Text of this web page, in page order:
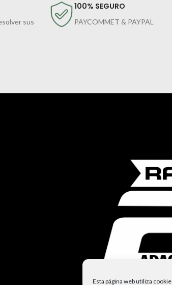
Esta página web utiliza
sus
100% SEGURO
PAYCOMMET & PAYPAL